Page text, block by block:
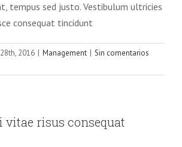
tempus sed justo. Vestibulum ultricies
consequat tincidunt
2016 | Management | Sin comentarios
vitae risus consequat